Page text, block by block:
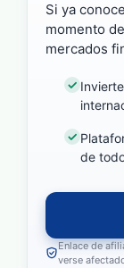
Si ya
momento
mercados
de
Enlace de
verse